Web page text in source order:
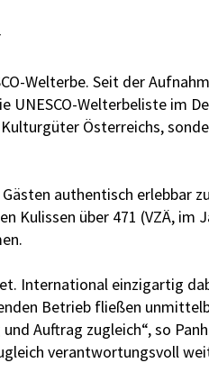
Welterbe. Seit der
UNESCO-Welterbeliste im
Österreichs,
authentisch erlebbar
Kulissen über 471 (VZÄ, im
International einzigartig
Betrieb fließen
Auftrag zugleich“, so
verantwortungsvoll